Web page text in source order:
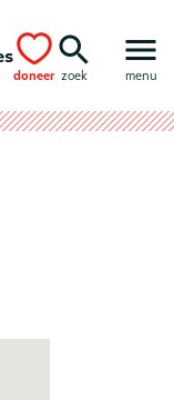
doneer zoek menu